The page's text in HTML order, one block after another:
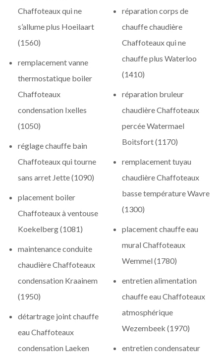
Chaffoteaux qui ne
s’allume plus Hoeilaart
(1560)
remplacement vanne
thermostatique boiler
Chaffoteaux
condensation Ixelles
(1050)
réglage chauffe bain
Chaffoteaux qui tourne
sans arret Jette (1090)
placement boiler
Chaffoteaux à ventouse
Koekelberg (1081)
maintenance conduite
chaudière Chaffoteaux
condensation Kraainem
(1950)
détartrage joint chauffe
eau Chaffoteaux
condensation Laeken
réparation corps de
chauffe chaudière
Chaffoteaux qui ne
chauffe plus Waterloo
(1410)
réparation bruleur
chaudière Chaffoteaux
percée Watermael
Boitsfort (1170)
remplacement tuyau
chaudière Chaffoteaux
basse température Wavre
(1300)
placement chauffe eau
mural Chaffoteaux
Wemmel (1780)
entretien alimentation
chauffe eau Chaffoteaux
atmosphérique
Wezembeek (1970)
entretien condensateur